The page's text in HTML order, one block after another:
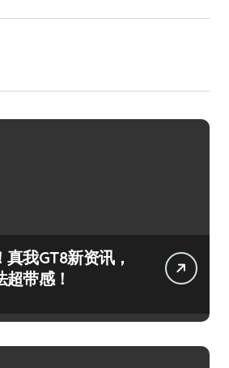
我GT8新资讯，
带感！